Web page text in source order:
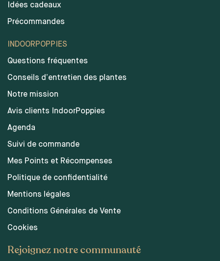
Idées cadeaux
Précommandes
INDOORPOPPIES
Questions fréquentes
Conseils d’entretien des plantes
Notre mission
Avis clients IndoorPoppies
Agenda
Suivi de commande
Mes Points et Récompenses
Politique de confidentialité
Mentions légales
Conditions Générales de Vente
Cookies
Rejoignez notre communauté